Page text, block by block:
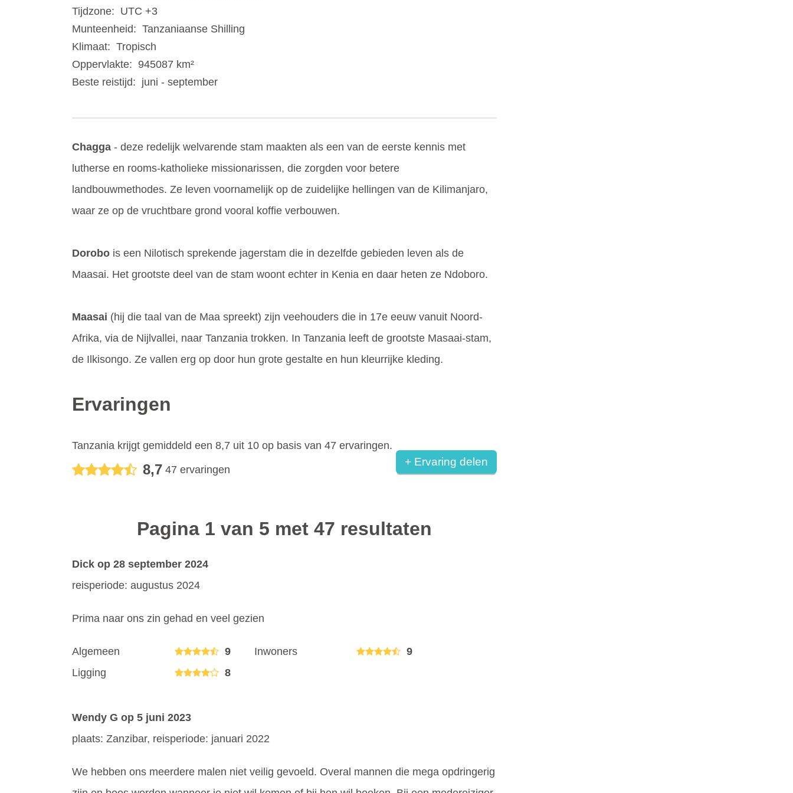
Tijdzone: UTC +3
Munteenheid: Tanzaniaanse Shilling
Klimaat: Tropisch
Oppervlakte: 945087 km²
Beste reistijd: juni - september
Chagga - deze redelijk welvarende stam maakten als een van de eerste kennis met
lutherse en rooms-katholieke missionarissen, die zorgden voor betere
landbouwmethodes. Ze leven voornamelijk op de zuidelijke hellingen van de Kilimanjaro,
waar ze op de vruchtbare grond vooral koffie verbouwen.
Dorobo is een Nilotisch sprekende jagerstam die in dezelfde gebieden leven als de
Maasai. Het grootste deel van de stam woont echter in Kenia en daar heten ze Ndoboro.
Maasai (hij die taal van de Maa spreekt) zijn veehouders die in 17e eeuw vanuit Noord-
Afrika, via de Nijlvallei, naar Tanzania trokken. In Tanzania leeft de grootste Masaai-stam,
de Ilkisongo. Ze vallen erg op door hun grote gestalte en hun kleurrijke kleding.
Ervaringen
Tanzania krijgt gemiddeld een 8,7 uit 10 op basis van 47 ervaringen.
8,7 47 ervaringen
+ Ervaring delen
Pagina 1 van 5 met 47 resultaten
Dick op 28 september 2024
reisperiode: augustus 2024
Prima naar ons zin gehad en veel gezien
Algemeen 9 Inwoners
9
Ligging
8
Wendy G op 5 juni 2023
plaats: Zanzibar, reisperiode: januari 2022
We hebben ons meerdere malen niet veilig gevoeld. Overal mannen die mega opdringerig